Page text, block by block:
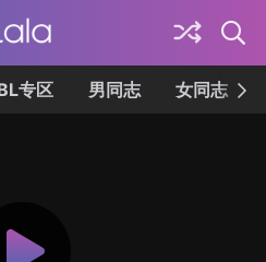
专区 男同志 女同志